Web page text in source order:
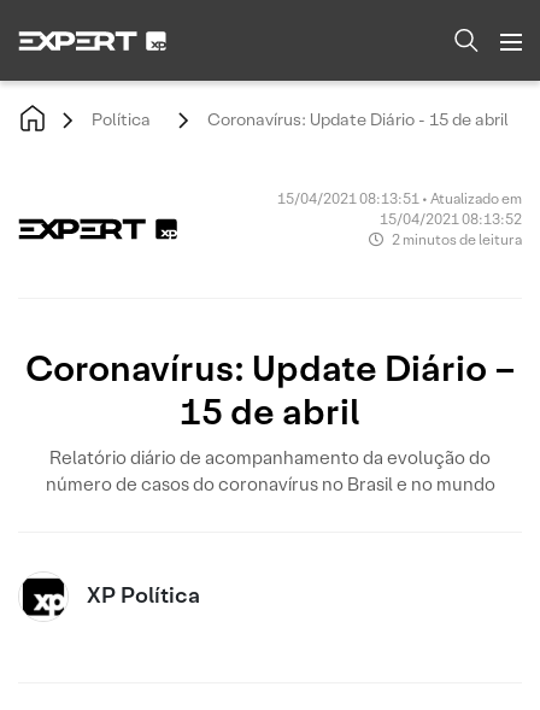
Política Coronavírus: Update Diário - 15 de abril
15/04/2021 08:13:51 • Atualizado em
15/04/2021 08:13:52
2 minutos de leitura
Coronavírus: Update Diário –
15 de abril
Relatório diário de acompanhamento da evolução do
número de casos do coronavírus no Brasil e no mundo
XP Política